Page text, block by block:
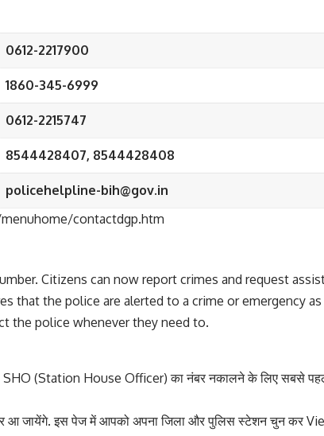
0612-2217900
1860-345-6999
0612-2215747
8544428407, 8544428408
policehelpline-bih@gov.in
menuhome/contactdgp.htm
Citizens can now report crimes and request
that the police are alerted to a crime or emergency
the police whenever they need to.
(Station House Officer) का नंबर नकालने के लिए सबसे
आ जायेंगे. इस पेज में आपको अपना जिला और पुलिस स्टेशन चुन कर